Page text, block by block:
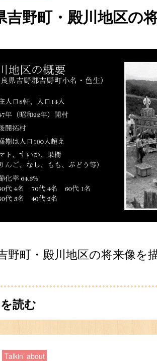
吉野町・殿川地区の
野町・殿川地区の将来像を
読む
Talkin’ about